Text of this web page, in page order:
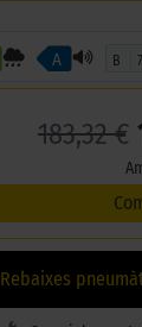
A B
183,32 €
Rebaixes